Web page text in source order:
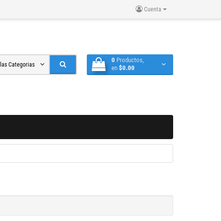
Cuenta
0 Productos,
en $0.00
Categorias